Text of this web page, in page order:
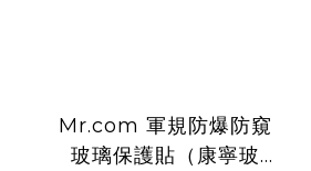
Mr.com 軍規防爆防窺
玻璃保護貼（康寧玻